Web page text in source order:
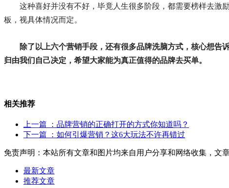
这种喜好并没有不好，毕竟人生很多阶段，都需要榜样去激
板，视具体情况而定。
除了以上六个营销手段，还有很多品牌洗脑方式，核心想告
归由我们自己决定，希望大家能为真正值得的品牌去买单。
相关推荐
上一篇
：品牌营销的正确打开的方式你知道吗？
下一篇
：如何引爆营销？这6大玩法不许再错过
免责声明：本站所有文章和图片均来自用户分享和网络收集，文
最新文章
推荐文章